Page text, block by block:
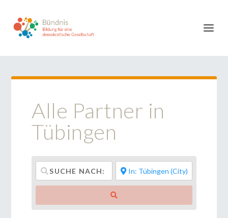
Alle Partner in
Tübingen